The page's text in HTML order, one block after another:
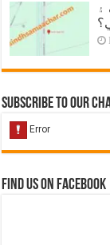
۽
Subscribe to our
Find us on Facebook